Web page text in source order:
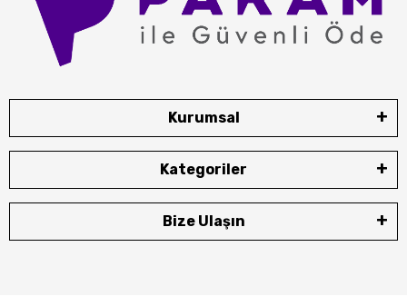
Kurumsal
Kategoriler
Bize Ulaşın